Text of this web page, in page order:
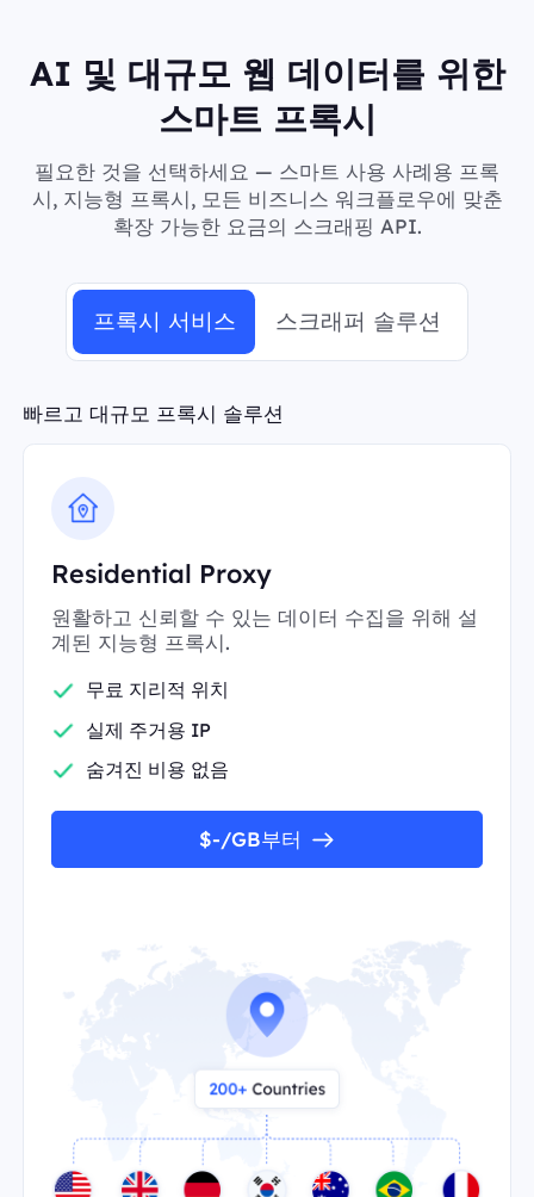
AI 및 대규모 웹 데이터를 위한
스마트 프록시
필요한 것을 선택하세요 — 스마트 사용 사례용 프록
시, 지능형 프록시, 모든 비즈니스 워크플로우에 맞춘
확장 가능한 요금의 스크래핑 API.
프록시 서비스 스크래퍼 솔루션
빠르고 대규모 프록시 솔루션
Residential Proxy
원활하고 신뢰할 수 있는 데이터 수집을 위해 설
계된 지능형 프록시.
무료 지리적 위치
실제 주거용 IP
숨겨진 비용 없음
$-/GB부터